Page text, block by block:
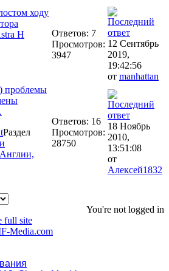
ходу
H
Ответов: 7
Просмотров:
3947
12 Сентябрь
2019,
19:42:56
от manhattan
проблемы
Раздел
Ответов: 16
Просмотров:
28750
18 Ноябрь
2010,
13:51:08
от
Алексей1832
You're not logged in
full site
Media.com